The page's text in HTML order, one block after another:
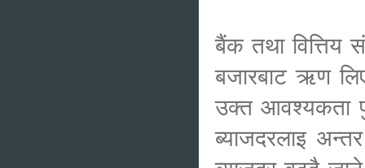
बैंक तथा वित्तिय
बजारबाट ऋण
उक्त आवश्यकता
ब्याजदरलाइ